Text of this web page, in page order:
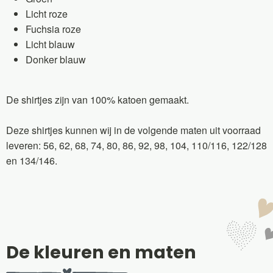
Licht roze
Fuchsia roze
Licht blauw
Donker blauw
De shirtjes zijn van 100% katoen gemaakt.
Deze shirtjes kunnen wij in de volgende maten uit voorraad
leveren: 56, 62, 68, 74, 80, 86, 92, 98, 104, 110/116, 122/128
en 134/146.
De kleuren en maten